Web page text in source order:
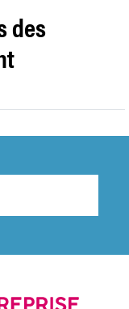
des